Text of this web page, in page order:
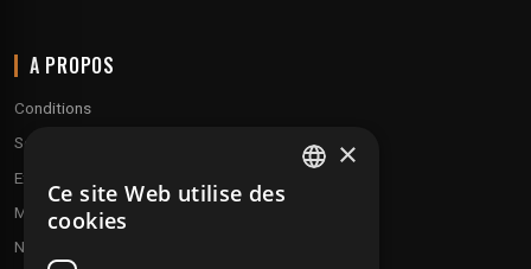
A PROPOS
Conditions
Service client
Expédition & retours
Modes de paiement
Notre programme de fidélité
×
Ce site Web utilise des
cookies